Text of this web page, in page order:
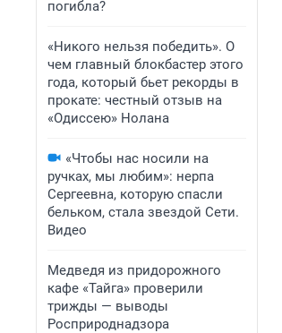
погибла?
«Никого нельзя победить». О
чем главный блокбастер этого
года, который бьет рекорды в
прокате: честный отзыв на
«Одиссею» Нолана
«Чтобы нас носили на
ручках, мы любим»: нерпа
Сергеевна, которую спасли
бельком, стала звездой Сети.
Видео
Медведя из придорожного
кафе «Тайга» проверили
трижды — выводы
Росприроднадзора